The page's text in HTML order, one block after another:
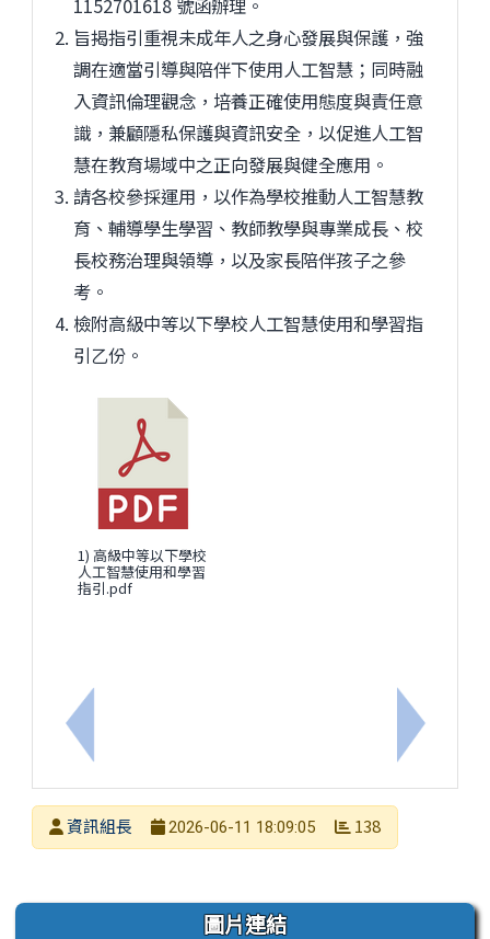
上一筆：本市數位輔導團辦理「Google Certified
旨揭指引重視未成年人之身心發展與保護，強
調在適當引導與陪伴下使用人工智慧；同時融
入資訊倫理觀念，培養正確使用態度與責任意
識，兼顧隱私保護與資訊安全，以促進人工智
慧在教育場域中之正向發展與健全應用。
請各校參採運用，以作為學校推動人工智慧教
育、輔導學生學習、教師教學與專業成長、校
長校務治理與領導，以及家長陪伴孩子之參
考。
檢附高級中等以下學校人工智慧使用和學習指
引乙份。
1) 高級中等以下學校
人工智慧使用和學習
指引.pdf
下一筆：
發布者
資訊組長
2026-06-11 18:09:05 138
左邊區域內容 圖片連結